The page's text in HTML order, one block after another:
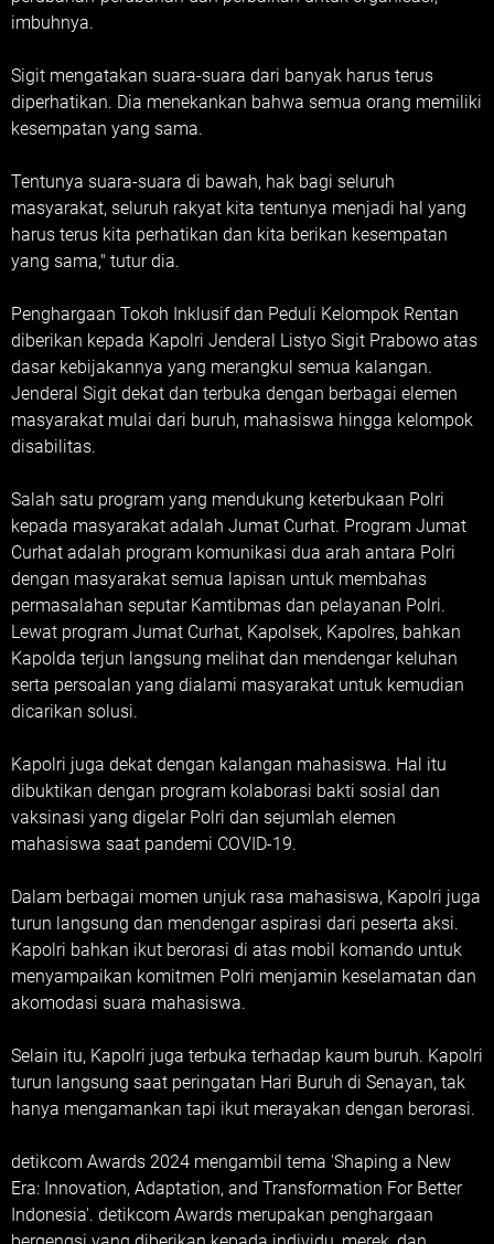
imbuhnya.
Sigit mengatakan suara-suara dari banyak harus terus
diperhatikan. Dia menekankan bahwa semua orang memiliki
kesempatan yang sama.
Tentunya suara-suara di bawah, hak bagi seluruh
masyarakat, seluruh rakyat kita tentunya menjadi hal yang
harus terus kita perhatikan dan kita berikan kesempatan
yang sama," tutur dia.
Penghargaan Tokoh Inklusif dan Peduli Kelompok Rentan
diberikan kepada Kapolri Jenderal Listyo Sigit Prabowo atas
dasar kebijakannya yang merangkul semua kalangan.
Jenderal Sigit dekat dan terbuka dengan berbagai elemen
masyarakat mulai dari buruh, mahasiswa hingga kelompok
disabilitas.
Salah satu program yang mendukung keterbukaan Polri
kepada masyarakat adalah Jumat Curhat. Program Jumat
Curhat adalah program komunikasi dua arah antara Polri
dengan masyarakat semua lapisan untuk membahas
permasalahan seputar Kamtibmas dan pelayanan Polri.
Lewat program Jumat Curhat, Kapolsek, Kapolres, bahkan
Kapolda terjun langsung melihat dan mendengar keluhan
serta persoalan yang dialami masyarakat untuk kemudian
dicarikan solusi.
Kapolri juga dekat dengan kalangan mahasiswa. Hal itu
dibuktikan dengan program kolaborasi bakti sosial dan
vaksinasi yang digelar Polri dan sejumlah elemen
mahasiswa saat pandemi COVID-19.
Dalam berbagai momen unjuk rasa mahasiswa, Kapolri juga
turun langsung dan mendengar aspirasi dari peserta aksi.
Kapolri bahkan ikut berorasi di atas mobil komando untuk
menyampaikan komitmen Polri menjamin keselamatan dan
akomodasi suara mahasiswa.
Selain itu, Kapolri juga terbuka terhadap kaum buruh. Kapolri
turun langsung saat peringatan Hari Buruh di Senayan, tak
hanya mengamankan tapi ikut merayakan dengan berorasi.
detikcom Awards 2024 mengambil tema 'Shaping a New
Era: Innovation, Adaptation, and Transformation For Better
Indonesia'. detikcom Awards merupakan penghargaan